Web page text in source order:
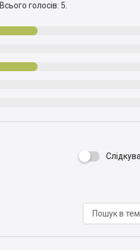
Всього голосів: 5.